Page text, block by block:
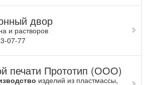
двор
и растворов
07-77
печати Прототип (ООО)
изделий из пластмассы,